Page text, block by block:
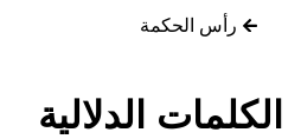
رأس الحكمة
الكلمات الدلالية